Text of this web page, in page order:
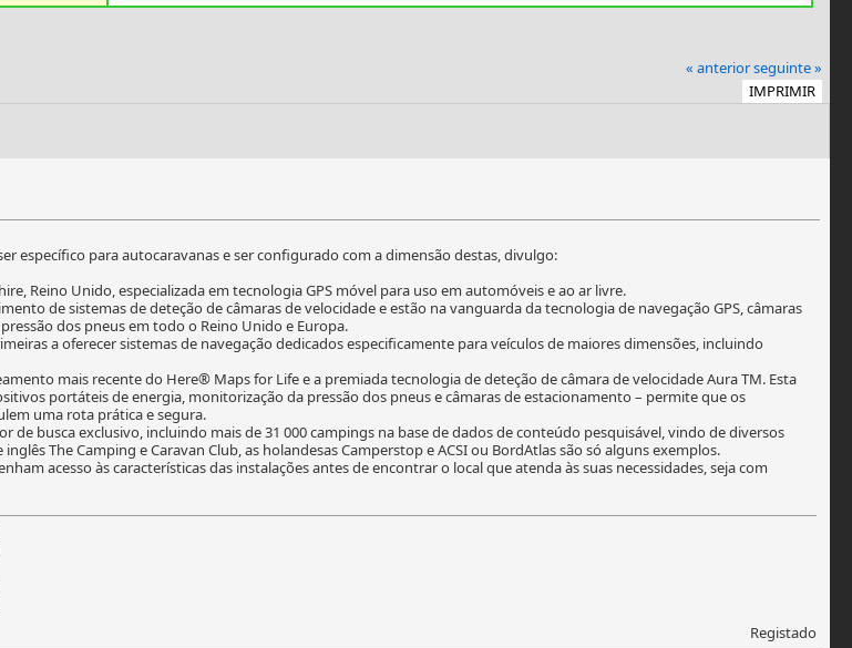
« anteriorseguinte »
IMPRIMIR
específico para autocaravanas e ser configurado com a dimensão destas, divulgo:
Reino Unido, especializada em tecnologia GPS móvel para uso em automóveis e ao ar livre.
de sistemas de deteção de câmaras de velocidade e estão na vanguarda da tecnologia de navegação GPS, câmaras
dos pneus em todo o Reino Unido e Europa.
a oferecer sistemas de navegação dedicados especificamente para veículos de maiores dimensões, incluindo
mais recente do Here® Maps for Life e a premiada tecnologia de deteção de câmara de velocidade Aura TM. Esta
portáteis de energia, monitorização da pressão dos pneus e câmaras de estacionamento – permite que os
uma rota prática e segura.
de busca exclusivo, incluindo mais de 31 000 campings na base de dados de conteúdo pesquisável, vindo de diversos
The Camping e Caravan Club, as holandesas Camperstop e ACSI ou BordAtlas são só alguns exemplos.
acesso às características das instalações antes de encontrar o local que atenda às suas necessidades, seja com
Registado